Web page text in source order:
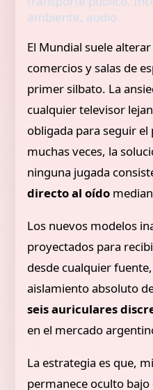
ambiente, audio
El Mundial suele
comercios y salas de
primer silbato. La
cualquier televisor
obligada para seguir
muchas veces, la
ninguna jugada
directo al oído
Los nuevos modelos
proyectados para
desde cualquier
aislamiento absoluto
seis auriculares
en el mercado
La estrategia es que,
permanece oculto